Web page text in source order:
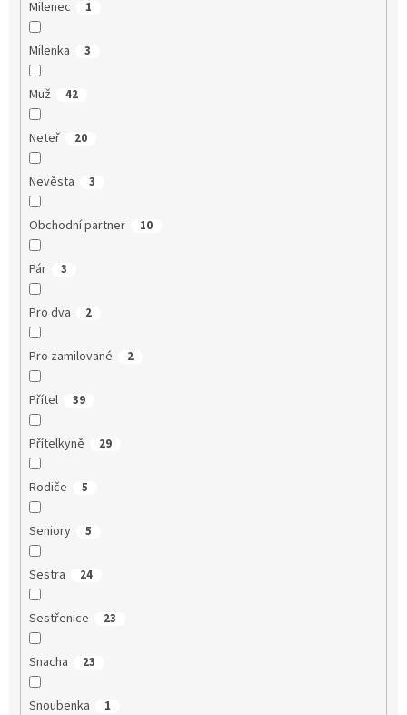
Milenec 1
Milenka 3
Muž 42
Neteř 20
Nevěsta 3
Obchodní partner 10
Pár 3
Pro dva 2
Pro zamilované 2
Přítel 39
Přítelkyně 29
Rodiče 5
Seniory 5
Sestra 24
Sestřenice 23
Snacha 23
Snoubenka 1